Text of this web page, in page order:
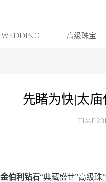
WEDDING 高级珠宝
先睹为快|太庙
金伯利钻石“典藏盛世”高级珠